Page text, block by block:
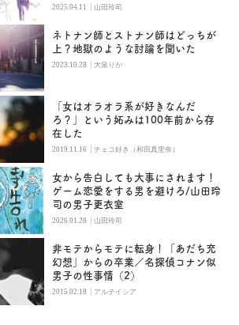
2025.04.11 |山田玲司
ネトナン師とストナン師はどっちが
上？地獄のような討論を聞いた
2023.10.28 |大泉りか
「女はオラオラ系が好きなんだ
ろ？」という妬みは100年前から存
在した
2019.11.16 |チェコ好き（和田真里奈）
女から告白しても大事にされます！
ゲーム恋愛をする男を避けろ/山田玲
司の男子更衣室
2026.01.28 |山田玲司
非モテからモテに転身！「あだち充
幻想」からの卒業／名探偵コナン似
男子の性事情（2）
2015.02.18 | アルテイシア